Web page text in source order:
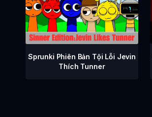
Sprunki Phiên Bản Tội Lỗi Jevin
Thích Tunner